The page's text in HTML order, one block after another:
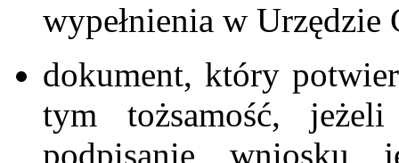
wypełnienia w
dokument, który
tym tożsamość,
podpisanie wniosku